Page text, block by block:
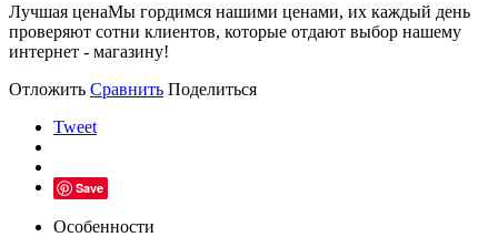
Лучшая ценаМы гордимся нашими ценами, их каждый день
проверяют сотни клиентов, которые отдают выбор нашему
интернет - магазину!
Отложить Сравнить Поделиться
Tweet
Save
Особенности